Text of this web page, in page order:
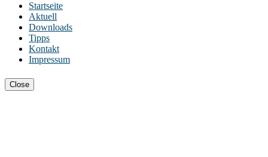
Startseite
Aktuell
Downloads
Tipps
Kontakt
Impressum
Close